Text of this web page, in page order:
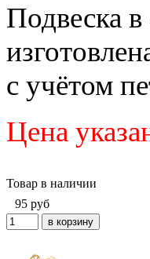
Подвеска
с учётом
Цена
Товар в наличии
95 руб